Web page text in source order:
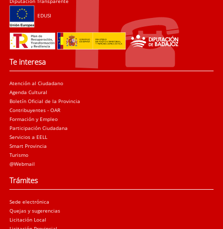
EDUSI
Te interesa
Atención al Ciudadano
Agenda Cultural
Boletín Oficial de la Provincia
Contribuyentes - OAR
Formación y Empleo
Participación Ciudadana
Servicios a EELL
Smart Provincia
Turismo
@Webmail
Trámites
Sede electrónica
Quejas y sugerencias
Licitación Local